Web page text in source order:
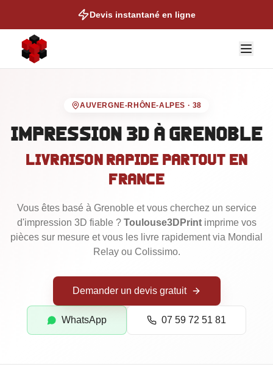
Devis instantané en ligne
NOS EXPERTISES
Cosplay & Props
Figurines & Collection
Talonettes de Ski
Trophées Personnalisés
Maquettes d'Architecture
AUVERGNE-RHÔNE-ALPES · 38
Impression 3D à Grenoble
Livraison rapide partout en
France
Vous êtes basé à Grenoble et vous cherchez un service
d'impression 3D fiable ? Toulouse3DPrintimprime vos
pièces sur mesure et vous les livre rapidement via Mondial
Relay ou Colissimo.
Demander un devis gratuit
WhatsApp 07 59 72 51 81